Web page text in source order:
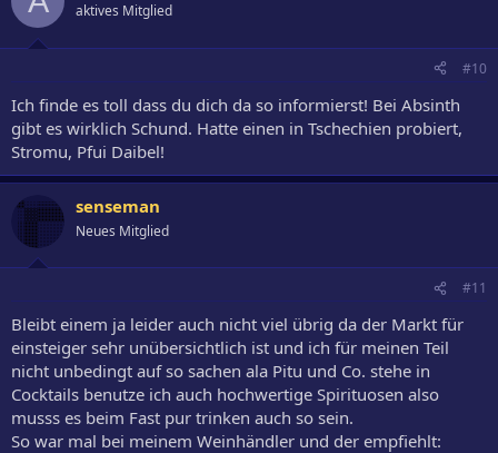
aktives Mitglied
#10
Ich finde es toll dass du dich da so informierst! Bei Absinth
gibt es wirklich Schund. Hatte einen in Tschechien probiert,
Stromu, Pfui Daibel!
senseman
Neues Mitglied
#11
Bleibt einem ja leider auch nicht viel übrig da der Markt für
einsteiger sehr unübersichtlich ist und ich für meinen Teil
nicht unbedingt auf so sachen ala Pitu und Co. stehe in
Cocktails benutze ich auch hochwertige Spirituosen also
musss es beim Fast pur trinken auch so sein.
So war mal bei meinem Weinhändler und der empfiehlt: